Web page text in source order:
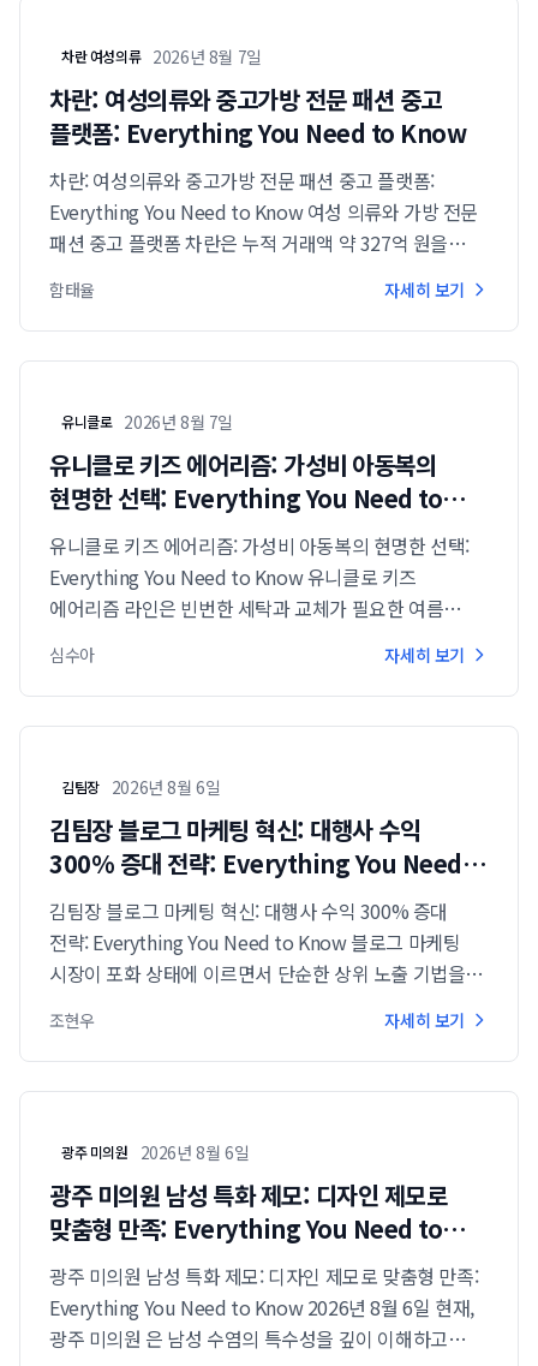
차란 여성의류 2026년 8월 7일
차란: 여성의류와 중고가방 전문 패션 중고
플랫폼: Everything You Need to Know
차란: 여성의류와 중고가방 전문 패션 중고 플랫폼:
Everything You Need to Know 여성 의류와 가방 전문
패션 중고 플랫폼 차란은 누적 거래액 약 327억 원을
구축했습니다.
함태율 자세히 보기
유니클로 2026년 8월 7일
유니클로 키즈 에어리즘: 가성비 아동복의
현명한 선택: Everything You Need to
Know
유니클로 키즈 에어리즘: 가성비 아동복의 현명한 선택:
Everything You Need to Know 유니클로 키즈
에어리즘 라인은 빈번한 세탁과 교체가 필요한 여름
합리적인 에어리즘 가격으로, 탁월한 품질과 구매 편의...
심수아 자세히 보기
김팀장 2026년 8월 6일
김팀장 블로그 마케팅 혁신: 대행사 수익
300% 증대 전략: Everything You Need
to Know
김팀장 블로그 마케팅 혁신: 대행사 수익 300% 증대
전략: Everything You Need to Know 블로그 마케팅
시장이 포화 상태에 이르면서 단순한 상위 노출 기법을
생존을 결정짓고 있으며, 특히 김팀장 은 실전...
조현우 자세히 보기
광주 미의원 2026년 8월 6일
광주 미의원 남성 특화 제모: 디자인 제모로
맞춤형 만족: Everything You Need to
Know
광주 미의원 남성 특화 제모: 디자인 제모로 맞춤형 만족:
Everything You Need to Know 2026년 8월 6일 현재,
광주 미의원 은 남성 수염의 특수성을 깊이 이해하고